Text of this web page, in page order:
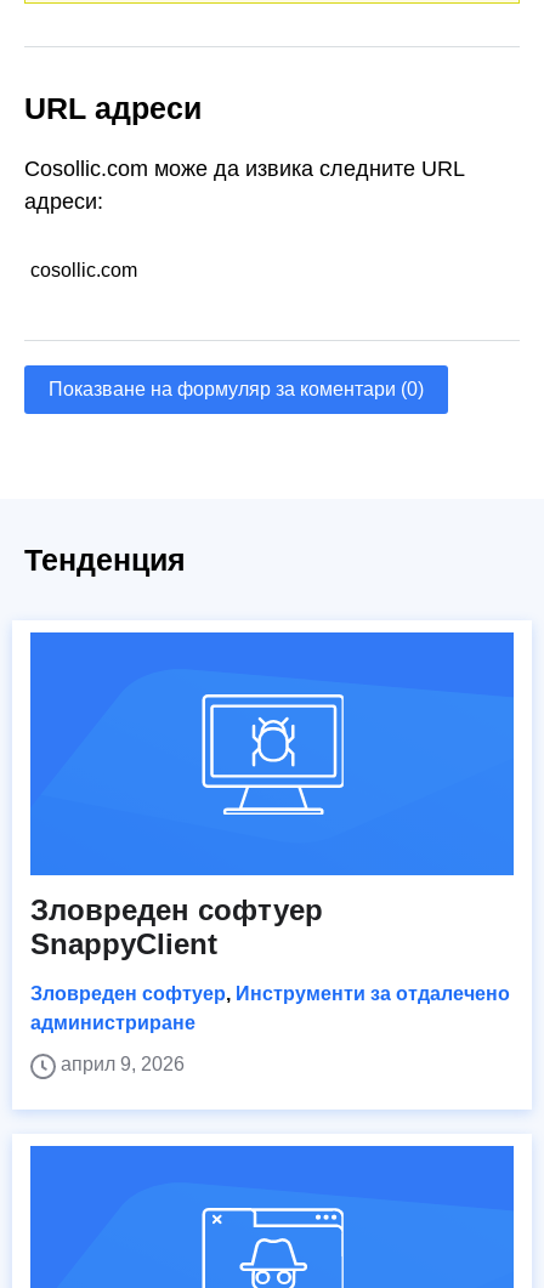
URL адреси
Cosollic.com може да извика следните URL
адреси:
cosollic.com
Показване на формуляр за коментари (0)
Тенденция
Зловреден софтуер
SnappyClient
Зловреден софтуер, Инструменти за отдалечено
администриране
април 9, 2026